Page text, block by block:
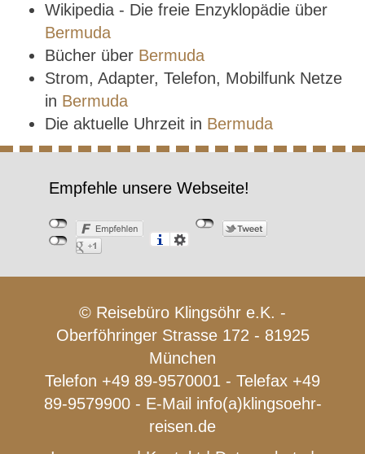
Wikipedia - Die freie Enzyklopädie über
Bermuda
Bücher über Bermuda
Strom, Adapter, Telefon, Mobilfunk Netze
in Bermuda
Die aktuelle Uhrzeit in Bermuda
Empfehle unsere Webseite!
© Reisebüro Klingsöhr e.K. -
Oberföhringer Strasse 172 - 81925
München
Telefon +49 89-9570001 - Telefax +49
89-9579900 - E-Mail info(a)klingsoehr-
reisen.de